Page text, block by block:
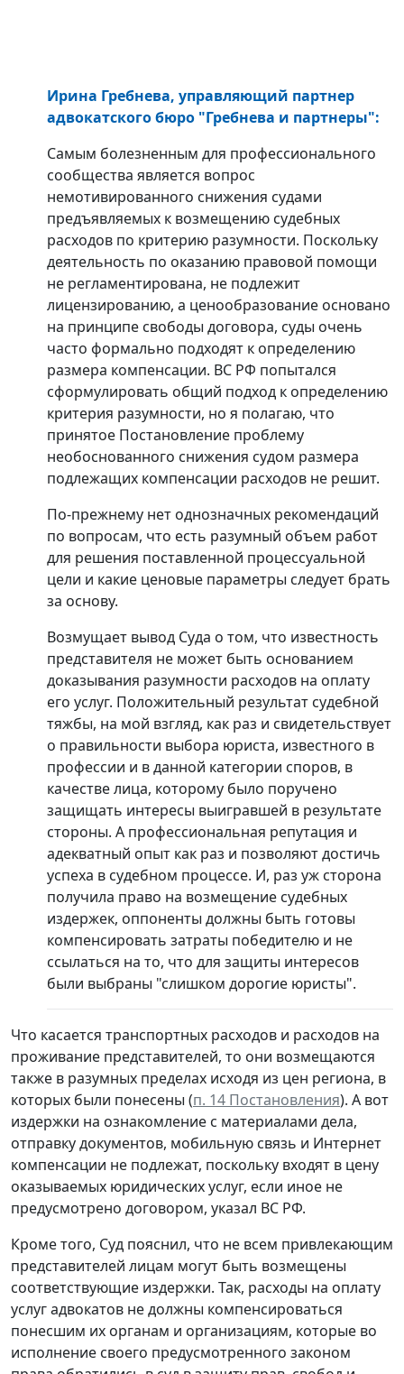
Ирина Гребнева, управляющий партнер
адвокатского бюро "Гребнева и партнеры":
Самым болезненным для профессионального
сообщества является вопрос
немотивированного снижения судами
предъявляемых к возмещению судебных
расходов по критерию разумности. Поскольку
деятельность по оказанию правовой помощи
не регламентирована, не подлежит
лицензированию, а ценообразование основано
на принципе свободы договора, суды очень
часто формально подходят к определению
размера компенсации. ВС РФ попытался
сформулировать общий подход к определению
критерия разумности, но я полагаю, что
принятое Постановление проблему
необоснованного снижения судом размера
подлежащих компенсации расходов не решит.
По-прежнему нет однозначных рекомендаций
по вопросам, что есть разумный объем работ
для решения поставленной процессуальной
цели и какие ценовые параметры следует брать
за основу.
Возмущает вывод Суда о том, что известность
представителя не может быть основанием
доказывания разумности расходов на оплату
его услуг. Положительный результат судебной
тяжбы, на мой взгляд, как раз и свидетельствует
о правильности выбора юриста, известного в
профессии и в данной категории споров, в
качестве лица, которому было поручено
защищать интересы выигравшей в результате
стороны. А профессиональная репутация и
адекватный опыт как раз и позволяют достичь
успеха в судебном процессе. И, раз уж сторона
получила право на возмещение судебных
издержек, оппоненты должны быть готовы
компенсировать затраты победителю и не
ссылаться на то, что для защиты интересов
были выбраны "слишком дорогие юристы".
Что касается транспортных расходов и расходов на
проживание представителей, то они возмещаются
также в разумных пределах исходя из цен региона, в
которых были понесены (п. 14 Постановления). А вот
издержки на ознакомление с материалами дела,
отправку документов, мобильную связь и Интернет
компенсации не подлежат, поскольку входят в цену
оказываемых юридических услуг, если иное не
предусмотрено договором, указал ВС РФ.
Кроме того, Суд пояснил, что не всем привлекающим
представителей лицам могут быть возмещены
соответствующие издержки. Так, расходы на оплату
услуг адвокатов не должны компенсироваться
понесшим их органам и организациям, которые во
исполнение своего предусмотренного законом